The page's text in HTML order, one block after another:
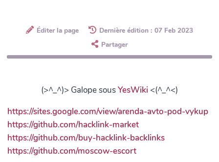
Éditer la page
Dernière édition : 07 Feb 2023
Partager
(>^_^)> Galope sousYesWiki <(^_^<)
https://sites.google.com/view/arenda-avto-pod-vykup
https://github.com/hacklink-market
https://github.com/buy-hacklink-backlinks
https://github.com/moscow-escort